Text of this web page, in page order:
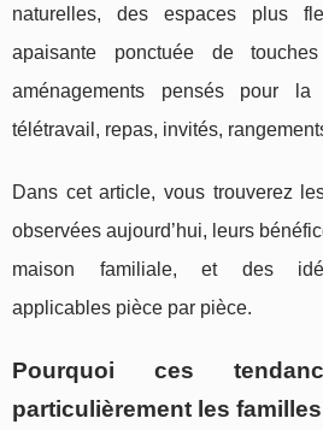
naturelles, des espaces plus
apaisante ponctuée de
aménagements pensés pour
télétravail, repas, invités,
Dans cet article, vous trouverez
observées aujourd’hui, leurs
maison familiale, et des
applicables pièce par pièce.
Pourquoi ces
particulièrement les familles